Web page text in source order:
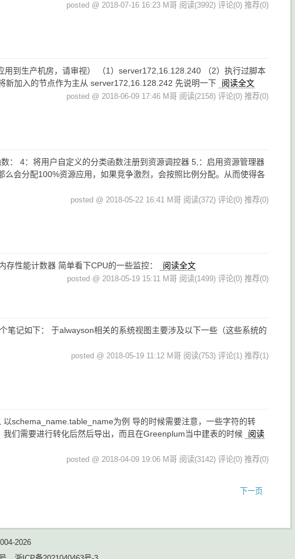
posted @ 2018-07-16 16:23 M哥 阅读(3992) 评论(0) 推荐(0)
到生产机房，请审视） （1）server172,16.128.240 （2）执行过脚本
新加入的节点作为主从 server172,16.128.242 先说明一下
阅读全文
posted @ 2018-06-09 17:46 M哥 阅读(2158) 评论(0) 推荐(0)
： 4：将用户自定义的分类函数注册到资源调控器 5,：启用资源管理器
会分配100%资源应用，如果竞争激烈，会按照比例分配。从而使得各
posted @ 2018-05-22 16:41 M哥 阅读(372) 评论(0) 推荐(0)
性能计数器 简单看下CPU的一些监控： 阅读全文
posted @ 2018-05-19 15:11 M哥 阅读(1499) 评论(0) 推荐(0)
记如下： 于alwayson相关的系统视图主要涉及以下一些（这些系统的
posted @ 2018-05-19 11:12 M哥 阅读(753) 评论(1) 推荐(1)
schema_name.table_name为例 导的时候需要注意，一些字符的转
们需要进行转化后然后导出，而且在Greenplum当中建表的时候
阅读
posted @ 2018-04-09 19:06 M哥 阅读(3142) 评论(0) 推荐(0)
下一页
2026